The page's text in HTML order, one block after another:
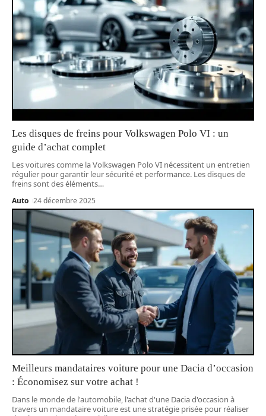
Les disques de freins pour Volkswagen Polo VI : un
guide d’achat complet
Les voitures comme la Volkswagen Polo VI nécessitent un entretien
régulier pour garantir leur sécurité et performance. Les disques de
freins sont des éléments…
Auto 24 décembre 2025
Meilleurs mandataires voiture pour une Dacia d’occasion
: Économisez sur votre achat !
Dans le monde de l'automobile, l'achat d'une Dacia d'occasion à
travers un mandataire voiture est une stratégie prisée pour réaliser